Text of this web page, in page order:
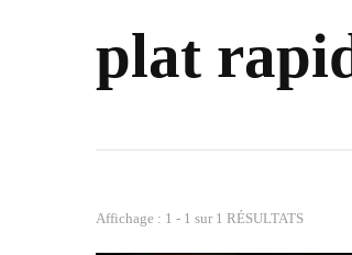
plat
Affichage : 1 - 1 sur 1 RÉSULTATS